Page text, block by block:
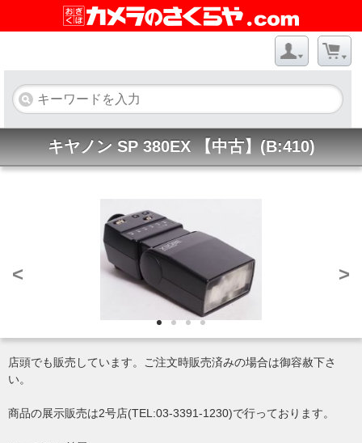
キヤノン SP 380EX 【中古】(B:410)
< >
店頭でも販売しています。ご注文時販売済みの場合は御容赦下さ
い。
商品の展示販売は2号店(TEL:03-3391-1230)で行っております。